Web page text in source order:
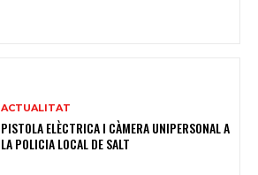
ACTUALITAT
PISTOLA ELÈCTRICA I CÀMERA UNIPERSONAL A
LA POLICIA LOCAL DE SALT